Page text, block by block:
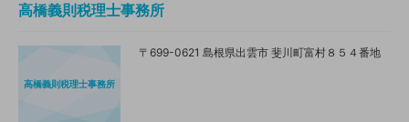
高橋義則税理士事務所
高橋義則税理士事務所
〒699-0621 島根県出雲市 斐川町富村８５４番地